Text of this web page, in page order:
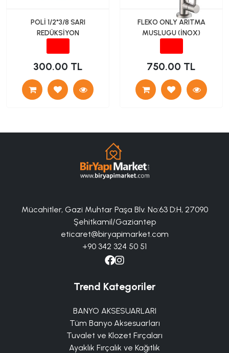
POLİ 1/2*3/8 SARI
REDÜKSİYON
300.00 TL
FLEKO ONLY ARITMA
MUSLUGU (İNOX)
750.00 TL
Mücahitler, Gazi Muhtar Paşa Blv. No:63 D:H, 27090
Şehitkamil/Gaziantep
eticaret@biryapimarket.com
+90 342 324 50 51
Trend Kategoriler
BANYO AKSESUARLARI
Tüm Banyo Aksesuarları
Tuvalet ve Klozet Fırçaları
Ayaklık Fırçalık ve Kağıtlık